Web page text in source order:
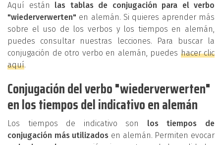
Aquí están las tablas de conjugación para el verbo
"wiederverwerten" en alemán. Si quieres aprender más
sobre el uso de los verbos y los tiempos en alemán,
puedes consultar nuestras lecciones. Para buscar la
conjugación de otro verbo en alemán, puedes hacer clic
aquí.
Conjugación del verbo "wiederverwerten"
en los tiempos del indicativo en alemán
Los tiempos de indicativo son los tiempos de
conjugación más utilizados en alemán. Permiten evocar